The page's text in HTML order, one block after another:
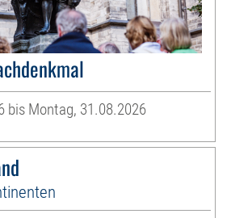
bis Montag, 31.08.2026